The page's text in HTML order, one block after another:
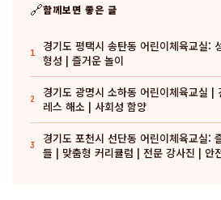
🔗함께보면 좋은 글
1
경기도 평택시 송탄동 어린이체육교실:
형성 | 즐거운 놀이
2
경기도 광명시 소하동 어린이체육교실 |
레스 해소 | 사회성 함양
3
경기도 포천시 선단동 어린이체육교실:
들 | 맞춤형 커리큘럼 | 전문 강사진 | 안